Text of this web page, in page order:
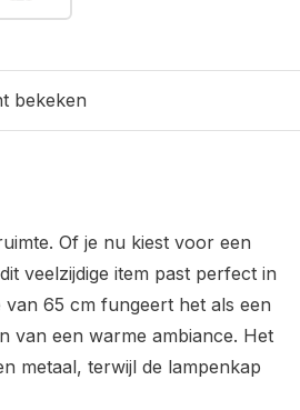
bekeken
Of je nu kiest voor een
veelzijdige item past perfect in
65 cm fungeert het als een
van een warme ambiance. Het
metaal, terwijl de lampenkap